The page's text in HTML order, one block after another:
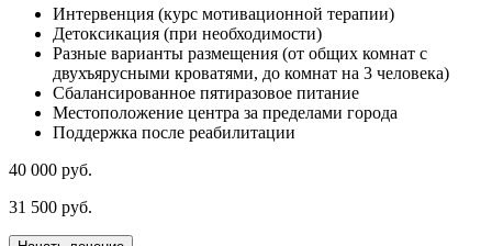
Интервенция (курс мотивационной терапии)
Детоксикация (при необходимости)
Разные варианты размещения (от общих комнат с
двухъярусными кроватями, до комнат на 3 человека)
Сбалансированное пятиразовое питание
Местоположение центра за пределами города
Поддержка после реабилитации
40 000 руб.
31 500 руб.